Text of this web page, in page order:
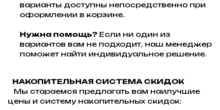
варианты доступны непосредственно при
оформлении в корзине.
Нужна помощь? Если ни один из
вариантов вам не подходит, наш менеджер
поможет найти индивидуальное решение.
НАКОПИТЕЛЬНАЯ СИСТЕМА СКИДОК
Мы стараемся предлагать вам наилучшие
цены и систему накопительных скидок: